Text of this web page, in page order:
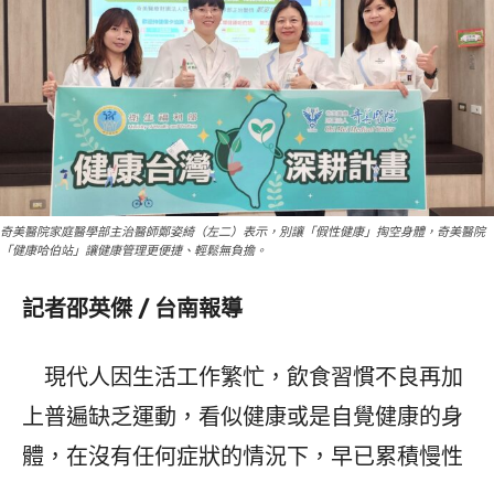
奇美醫院家庭醫學部主治醫師鄭姿綺（左二）表示，別讓「假性健康」掏空身體，奇美醫院
「健康哈伯站」讓健康管理更便捷、輕鬆無負擔。
記者邵英傑 / 台南報導
現代人因生活工作繁忙，飲食習慣不良再加
上普遍缺乏運動，看似健康或是自覺健康的身
體，在沒有任何症狀的情況下，早已累積慢性